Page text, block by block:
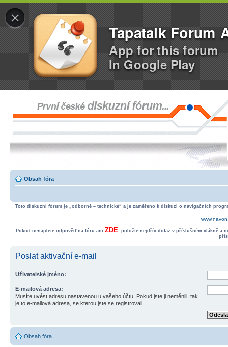
×
Tapatalk Forum
App for this forum
In Google Play
Obsah fóra
Toto diskuzní fórum je „odborně – technické“ a je zaměřeno k diskuzi o navigačních
Pokud nenajdete odpověď na fóru ani ZDE, položte nejdřív dotaz v příslušném vlákně a
Poslat aktivační e-mail
Uživatelské jméno:
E-mailová adresa:
Musíte uvést adresu nastavenou u vašeho účtu. Pokud jste ji neměnili, tak
je to e-mailová adresa, se kterou jste se registrovali.
Obsah fóra